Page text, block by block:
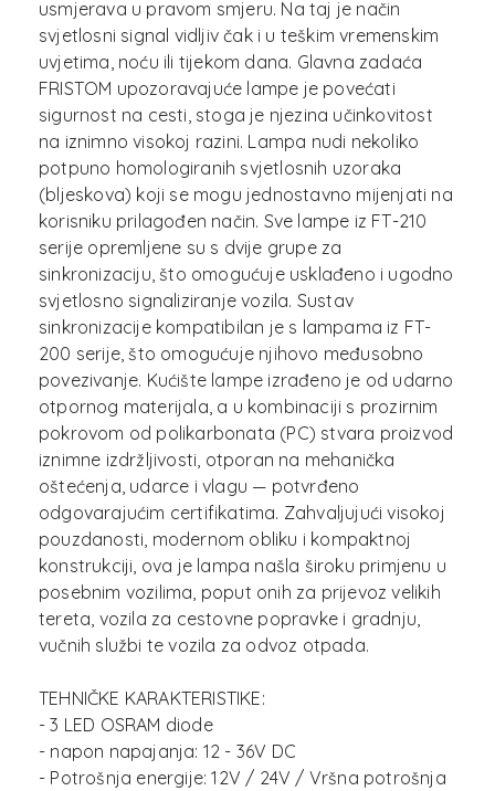
usmjerava u pravom smjeru. Na taj je način
svjetlosni signal vidljiv čak i u teškim vremenskim
uvjetima, noću ili tijekom dana. Glavna zadaća
FRISTOM upozoravajuće lampe je povećati
sigurnost na cesti, stoga je njezina učinkovitost
na iznimno visokoj razini. Lampa nudi nekoliko
potpuno homologiranih svjetlosnih uzoraka
(bljeskova) koji se mogu jednostavno mijenjati na
korisniku prilagođen način. Sve lampe iz FT-210
serije opremljene su s dvije grupe za
sinkronizaciju, što omogućuje usklađeno i ugodno
svjetlosno signaliziranje vozila. Sustav
sinkronizacije kompatibilan je s lampama iz FT-
200 serije, što omogućuje njihovo međusobno
povezivanje. Kućište lampe izrađeno je od udarno
otpornog materijala, a u kombinaciji s prozirnim
pokrovom od polikarbonata (PC) stvara proizvod
iznimne izdržljivosti, otporan na mehanička
oštećenja, udarce i vlagu — potvrđeno
odgovarajućim certifikatima. Zahvaljujući visokoj
pouzdanosti, modernom obliku i kompaktnoj
konstrukciji, ova je lampa našla široku primjenu u
posebnim vozilima, poput onih za prijevoz velikih
tereta, vozila za cestovne popravke i gradnju,
vučnih službi te vozila za odvoz otpada.
TEHNIČKE KARAKTERISTIKE:
- 3 LED OSRAM diode
- napon napajanja: 12 - 36V DC
- Potrošnja energije: 12V / 24V / Vršna potrošnja